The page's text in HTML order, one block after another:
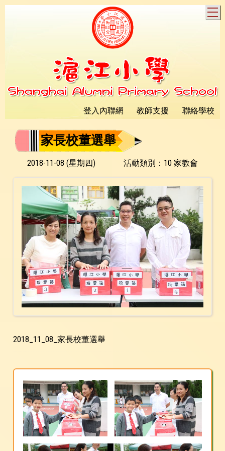
登入內聯網 教師支援 聯絡學校
家長校董選舉
2018-11-08 (星期四) 活動類別：10 家教會
2018_11_08_家長校董選舉